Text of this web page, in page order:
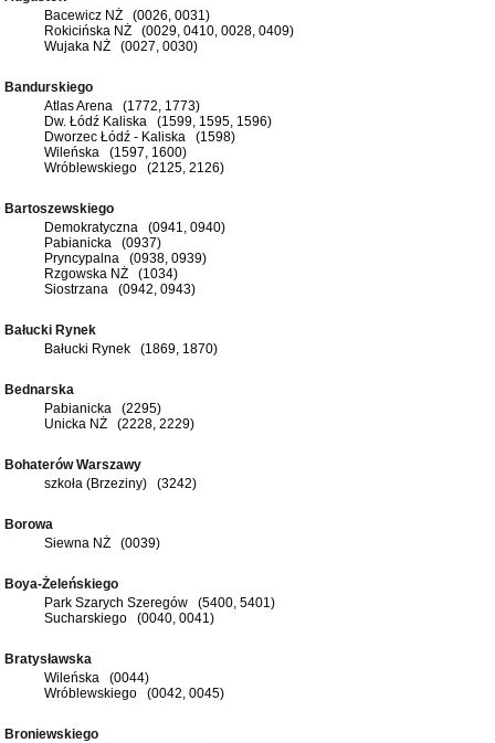
Bacewicz NŻ (0026, 0031)
Rokicińska NŻ (0029, 0410, 0028, 0409)
Wujaka NŻ (0027, 0030)
Bandurskiego
Atlas Arena (1772, 1773)
Dw. Łódź Kaliska (1599, 1595, 1596)
Dworzec Łódź - Kaliska (1598)
Wileńska (1597, 1600)
Wróblewskiego (2125, 2126)
Bartoszewskiego
Demokratyczna (0941, 0940)
Pabianicka (0937)
Pryncypalna (0938, 0939)
Rzgowska NŻ (1034)
Siostrzana (0942, 0943)
Bałucki Rynek
Bałucki Rynek (1869, 1870)
Bednarska
Pabianicka (2295)
Unicka NŻ (2228, 2229)
Bohaterów Warszawy
szkoła (Brzeziny) (3242)
Borowa
Siewna NŻ (0039)
Boya-Żeleńskiego
Park Szarych Szeregów (5400, 5401)
Sucharskiego (0040, 0041)
Bratysławska
Wileńska (0044)
Wróblewskiego (0042, 0045)
Broniewskiego